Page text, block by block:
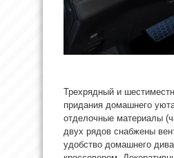
Трехрядный и
придания домашнего
отделочные материалы
двух рядов снабжены
удобство домашнего